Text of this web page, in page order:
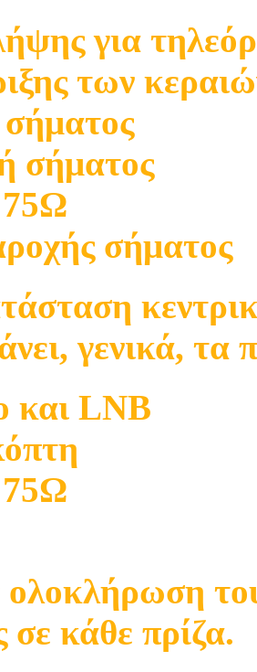
για
των
σήματος
σήματος
γενικά, τα
και LNB
σε κάθε πρίζα.